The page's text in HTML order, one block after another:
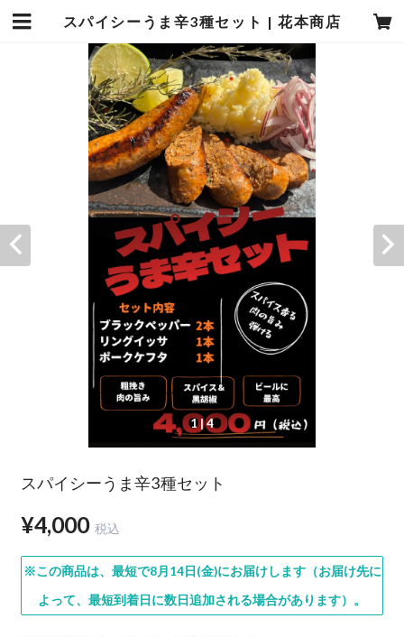
スパイシーうま辛3種セット | 花本商店
1| 4
スパイシーうま辛3種セット
¥4,000 税込
※この商品は、最短で8月14日(金)にお届けします（お届け先に
よって、最短到着日に数日追加される場合があります）。